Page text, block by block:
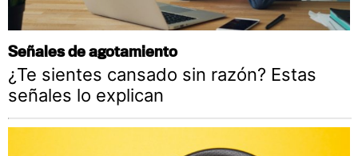
Señales de agotamiento
¿Te sientes cansado sin razón? Estas
señales lo explican